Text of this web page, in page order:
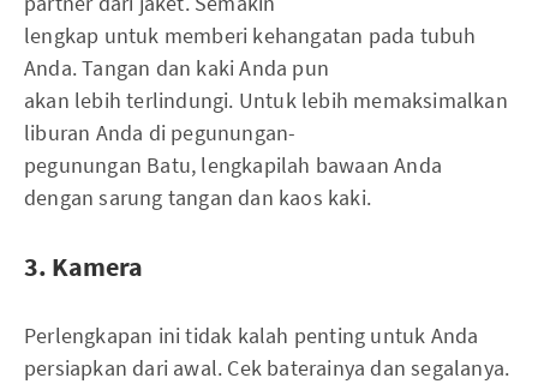
lengkap untuk memberi kehangatan pada tubuh
Anda. Tangan dan kaki Anda pun
akan lebih terlindungi. Untuk lebih memaksimalkan
liburan Anda di pegunungan-
pegunungan Batu, lengkapilah bawaan Anda
dengan sarung tangan dan kaos kaki.
3. Kamera
Perlengkapan ini tidak kalah penting untuk Anda
persiapkan dari awal. Cek baterainya dan segalanya.